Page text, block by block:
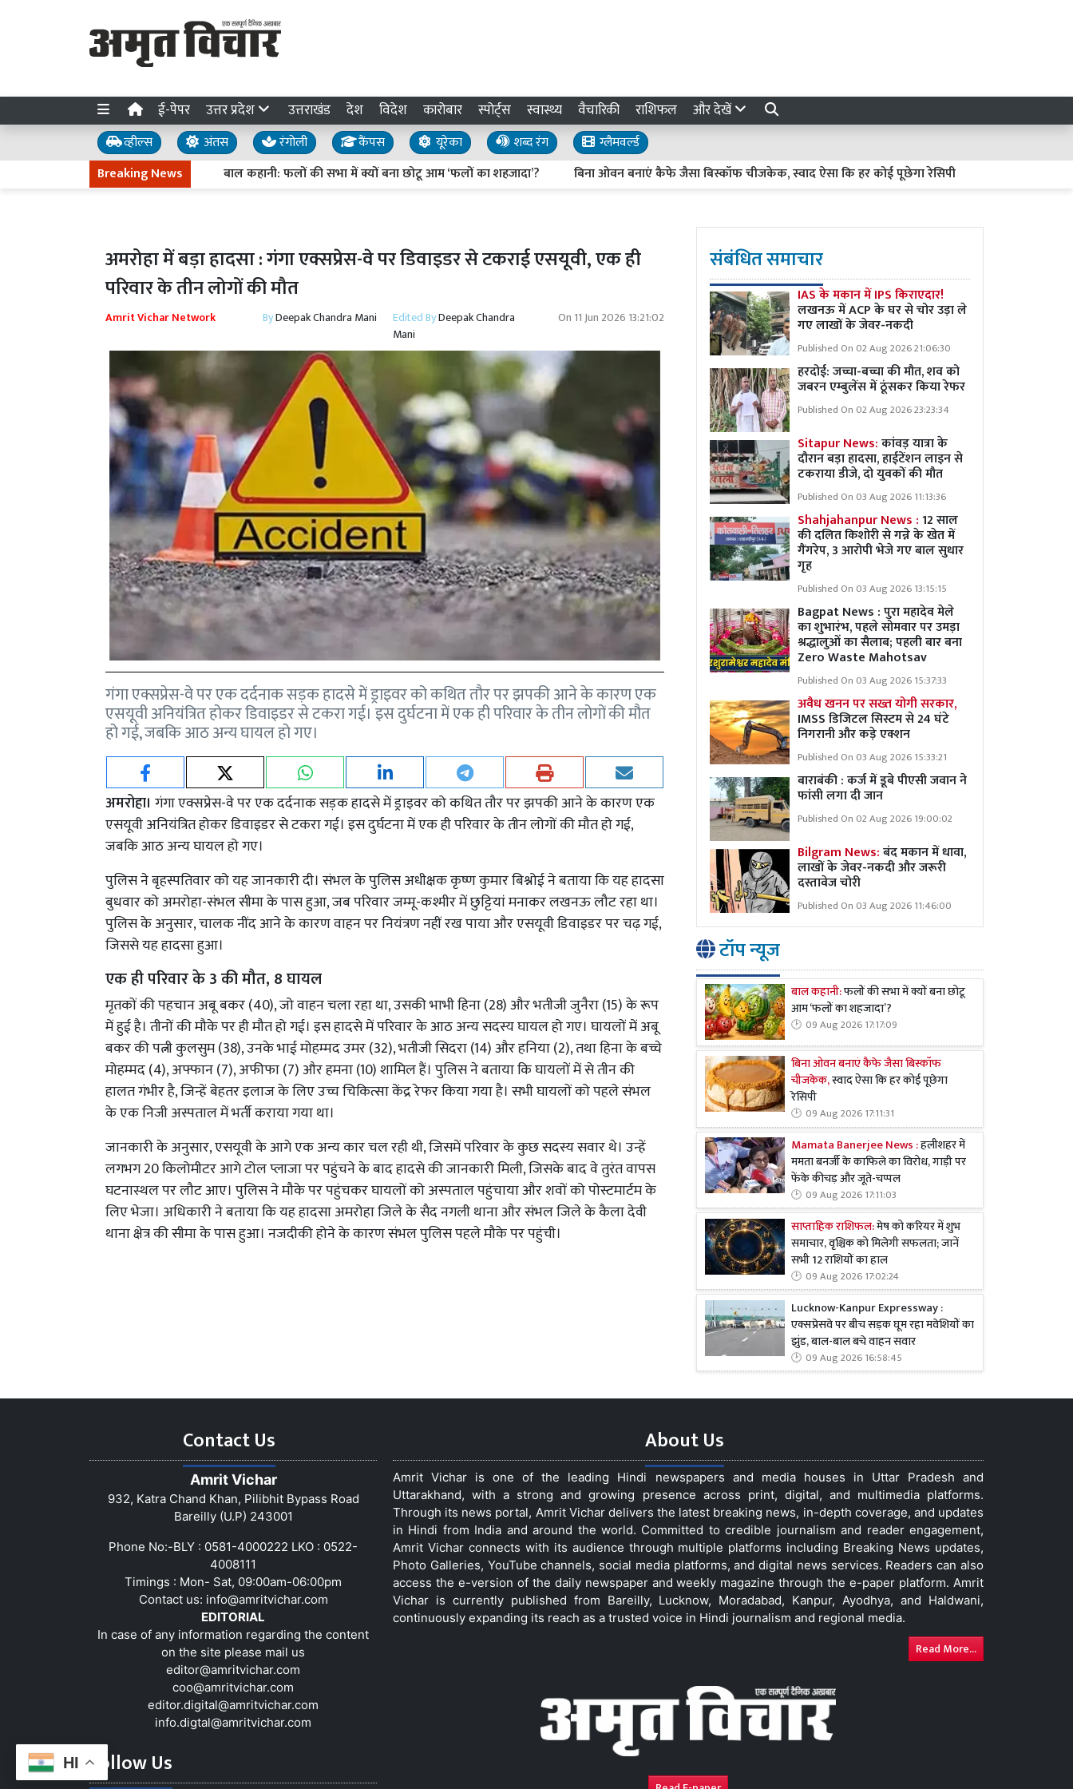
ई-पेपर उत्तर प्रदेश उत्तराखंड देश विदेश कारोबार स्पोर्ट्स स्वास्थ्य वैचारिकी राशिफल और देखें
व्हील्स अंतस रंगोली कैंपस यूरेका शब्द रंग
ग्लैमवर्ल्ड
Breaking News
बाल कहानी: फलों की सभा में क्यों बना छोटू आम ‘फलों का शहजादा’? बिना ओवन बनाएं कैफे जैसा बिस्कॉफ चीजकेक, स्वाद ऐसा कि हर कोई पूछेगा रेसिपी
HI
अमरोहा में बड़ा हादसा : गंगा एक्सप्रेस-वे पर डिवाइडर से टकराई एसयूवी, एक ही
परिवार के तीन लोगों की मौत
Amrit Vichar Network ByDeepak Chandra Mani Edited ByDeepak Chandra
Mani
On 11 Jun 2026 13:21:02
गंगा एक्सप्रेस-वे पर एक दर्दनाक सड़क हादसे में ड्राइवर को कथित तौर पर झपकी आने के कारण एक
एसयूवी अनियंत्रित होकर डिवाइडर से टकरा गई। इस दुर्घटना में एक ही परिवार के तीन लोगों की मौत
हो गई, जबकि आठ अन्य घायल हो गए।
अमरोहा। गंगा एक्सप्रेस-वे पर एक दर्दनाक सड़क हादसे में ड्राइवर को कथित तौर पर झपकी आने के कारण एक
एसयूवी अनियंत्रित होकर डिवाइडर से टकरा गई। इस दुर्घटना में एक ही परिवार के तीन लोगों की मौत हो गई,
जबकि आठ अन्य घायल हो गए।
पुलिस ने बृहस्पतिवार को यह जानकारी दी। संभल के पुलिस अधीक्षक कृष्ण कुमार बिश्नोई ने बताया कि यह हादसा
बुधवार को अमरोहा-संभल सीमा के पास हुआ, जब परिवार जम्मू-कश्मीर में छुट्टियां मनाकर लखनऊ लौट रहा था।
पुलिस के अनुसार, चालक नींद आने के कारण वाहन पर नियंत्रण नहीं रख पाया और एसयूवी डिवाइडर पर चढ़ गई,
जिससे यह हादसा हुआ।
एक ही परिवार के 3 की मौत, 8 घायल
मृतकों की पहचान अबू बकर (40), जो वाहन चला रहा था, उसकी भाभी हिना (28) और भतीजी जुनैरा (15) के रूप
में हुई है। तीनों की मौके पर ही मौत हो गई। इस हादसे में परिवार के आठ अन्य सदस्य घायल हो गए। घायलों में अबू
बकर की पत्नी कुलसुम (38), उनके भाई मोहम्मद उमर (32), भतीजी सिदरा (14) और हनिया (2), तथा हिना के बच्चे
मोहम्मद (4), अफ्फान (7), अफीफा (7) और हमना (10) शामिल हैं। पुलिस ने बताया कि घायलों में से तीन की
हालत गंभीर है, जिन्हें बेहतर इलाज के लिए उच्च चिकित्सा केंद्र रेफर किया गया है। सभी घायलों को पहले संभल
के एक निजी अस्पताल में भर्ती कराया गया था।
जानकारी के अनुसार, एसयूवी के आगे एक अन्य कार चल रही थी, जिसमें परिवार के कुछ सदस्य सवार थे। उन्हें
लगभग 20 किलोमीटर आगे टोल प्लाजा पर पहुंचने के बाद हादसे की जानकारी मिली, जिसके बाद वे तुरंत वापस
घटनास्थल पर लौट आए। पुलिस ने मौके पर पहुंचकर घायलों को अस्पताल पहुंचाया और शवों को पोस्टमार्टम के
लिए भेजा। अधिकारी ने बताया कि यह हादसा अमरोहा जिले के सैद नगली थाना और संभल जिले के कैला देवी
थाना क्षेत्र की सीमा के पास हुआ। नजदीकी होने के कारण संभल पुलिस पहले मौके पर पहुंची।
संबंधित समाचार
IAS के मकान में IPS किराएदार!
लखनऊ में ACP के घर से चोर उड़ा ले
गए लाखों के जेवर-नकदी
Published On 02 Aug 2026 21:06:30
हरदोई: जच्चा-बच्चा की मौत, शव को
जबरन एम्बुलेंस में ठूंसकर किया रेफर
Published On 02 Aug 2026 23:23:34
Sitapur News:कांवड़ यात्रा के
दौरान बड़ा हादसा, हाईटेंशन लाइन से
टकराया डीजे, दो युवकों की मौत
Published On 03 Aug 2026 11:13:36
Shahjahanpur News :12 साल
की दलित किशोरी से गन्ने के खेत में
गैंगरेप, 3 आरोपी भेजे गए बाल सुधार
गृह
Published On 03 Aug 2026 13:15:15
Bagpat News : पुरा महादेव मेले
का शुभारंभ, पहले सोमवार पर उमड़ा
श्रद्धालुओं का सैलाब; पहली बार बना
Zero Waste Mahotsav
Published On 03 Aug 2026 15:37:33
अवैध खनन पर सख्त योगी सरकार,
IMSS डिजिटल सिस्टम से 24 घंटे
निगरानी और कड़े एक्शन
Published On 03 Aug 2026 15:33:21
बाराबंकी : कर्ज में डूबे पीएसी जवान ने
फांसी लगा दी जान
Published On 02 Aug 2026 19:00:02
Bilgram News:बंद मकान में धावा,
लाखों के जेवर-नकदी और जरूरी
दस्तावेज चोरी
Published On 03 Aug 2026 11:46:00
टॉप न्यूज
बाल कहानी:फलों की सभा में क्यों बना छोटू
आम ‘फलों का शहजादा’?
09 Aug 2026 17:17:09
बिना ओवन बनाएं कैफे जैसा बिस्कॉफ
चीजकेक,स्वाद ऐसा कि हर कोई पूछेगा
रेसिपी
09 Aug 2026 17:11:31
Mamata Banerjee News :हलीशहर में
ममता बनर्जी के काफिले का विरोध, गाड़ी पर
फेंके कीचड़ और जूते-चप्पल
09 Aug 2026 17:11:03
साप्ताहिक राशिफल:मेष को करियर में शुभ
समाचार, वृश्चिक को मिलेगी सफलता; जानें
सभी 12 राशियों का हाल
09 Aug 2026 17:02:24
Lucknow-Kanpur Expressway :
एक्सप्रेसवे पर बीच सड़क घूम रहा मवेशियों का
झुंड, बाल-बाल बचे वाहन सवार
09 Aug 2026 16:58:45
Contact Us
Amrit Vichar
932, Katra Chand Khan, Pilibhit Bypass Road
Bareilly (U.P) 243001
Phone No:-BLY : 0581-4000222 LKO : 0522-
4008111
Timings : Mon- Sat, 09:00am-06:00pm
Contact us: info@amritvichar.com
EDITORIAL
In case of any information regarding the content
on the site please mail us
editor@amritvichar.com
coo@amritvichar.com
editor.digital@amritvichar.com
info.digtal@amritvichar.com
Follow Us
About Us
Amrit Vichar is one of the leading Hindi newspapers and media houses in Uttar Pradesh and
Uttarakhand, with a strong and growing presence across print, digital, and multimedia platforms.
Through its news portal, Amrit Vichar delivers the latest breaking news, in-depth coverage, and updates
in Hindi from India and around the world. Committed to credible journalism and reader engagement,
Amrit Vichar connects with its audience through multiple platforms including Breaking News updates,
Photo Galleries, YouTube channels, social media platforms, and digital news services. Readers can also
access the e-version of the daily newspaper and weekly magazine through the e-paper platform. Amrit
Vichar is currently published from Bareilly, Lucknow, Moradabad, Kanpur, Ayodhya, and Haldwani,
continuously expanding its reach as a trusted voice in Hindi journalism and regional media.
Read More...